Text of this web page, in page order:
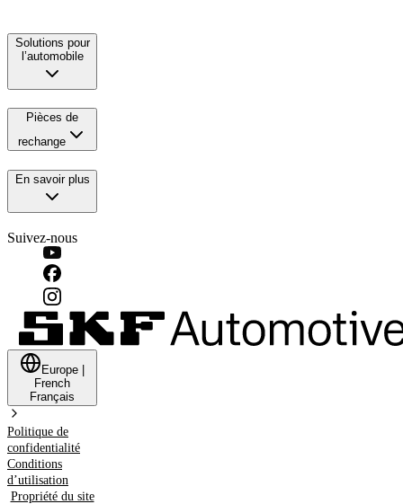
Solutions pour
l’automobile
Pièces de
rechange
En savoir plus
Suivez-nous
Europe
French
Français
Politique de
confidentialité
Conditions
d’utilisation
Propriété du site